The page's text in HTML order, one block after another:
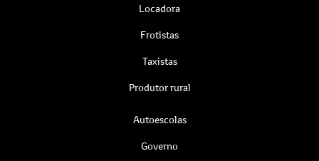
Locadora
Frotistas
Taxistas
Produtor rural
Autoescolas
Governo